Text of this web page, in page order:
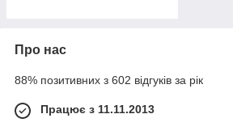
Про нас
88% позитивних з 602 відгуків за рік
Працює з 11.11.2013